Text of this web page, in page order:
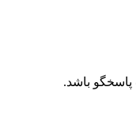
پاسخگو باشد.